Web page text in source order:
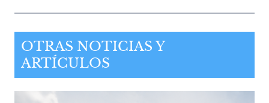
OTRAS NOTICIAS Y
ARTÍCULOS